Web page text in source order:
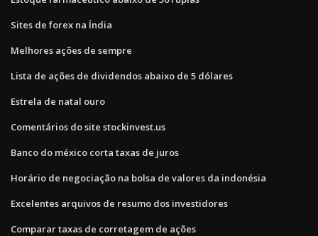
Sites de forex na Índia
Melhores ações de sempre
Lista de ações de dividendos abaixo de 5 dólares
Estrela de natal ouro
Comentários do site stockinvest.us
Banco do méxico corta taxas de juros
Horário de negociação na bolsa de valores da indonésia
Excelentes arquivos de resumo dos investidores
Comparar taxas de corretagem de ações